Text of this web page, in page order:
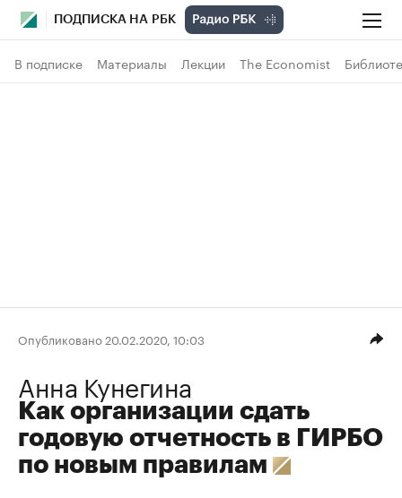
ПОДПИСКА НА РБК
В подписке Материалы Лекции The Economist
Опубликовано 20.02.2020, 10:03
Анна Кунегина
Как организации сдать
годовую отчетность в ГИРБО
по новым правилам